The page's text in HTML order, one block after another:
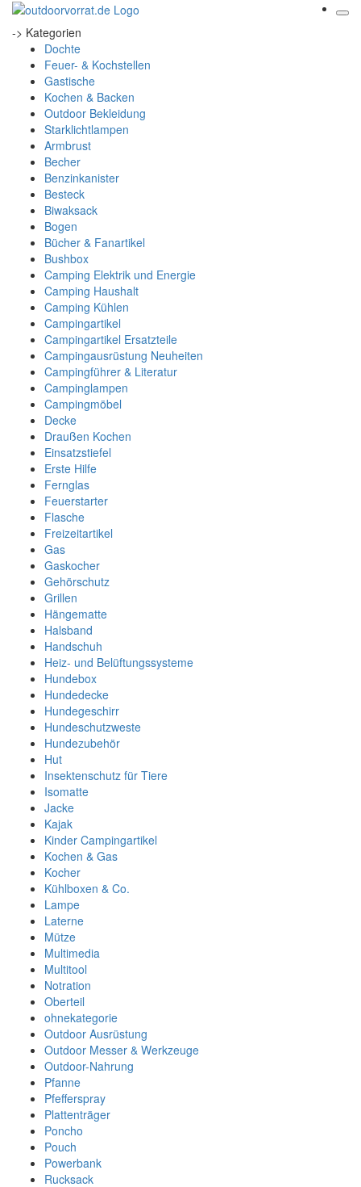
-> Kategorien
Dochte
Feuer- & Kochstellen
Gastische
Kochen & Backen
Outdoor Bekleidung
Starklichtlampen
Armbrust
Becher
Benzinkanister
Besteck
Biwaksack
Bogen
Bücher & Fanartikel
Bushbox
Camping Elektrik und Energie
Camping Haushalt
Camping Kühlen
Campingartikel
Campingartikel Ersatzteile
Campingausrüstung Neuheiten
Campingführer & Literatur
Campinglampen
Campingmöbel
Decke
Draußen Kochen
Einsatzstiefel
Erste Hilfe
Fernglas
Feuerstarter
Flasche
Freizeitartikel
Gas
Gaskocher
Gehörschutz
Grillen
Hängematte
Halsband
Handschuh
Heiz- und Belüftungssysteme
Hundebox
Hundedecke
Hundegeschirr
Hundeschutzweste
Hundezubehör
Hut
Insektenschutz für Tiere
Isomatte
Jacke
Kajak
Kinder Campingartikel
Kochen & Gas
Kocher
Kühlboxen & Co.
Lampe
Laterne
Mütze
Multimedia
Multitool
Notration
Oberteil
ohnekategorie
Outdoor Ausrüstung
Outdoor Messer & Werkzeuge
Outdoor-Nahrung
Pfanne
Pfefferspray
Plattenträger
Poncho
Pouch
Powerbank
Rucksack